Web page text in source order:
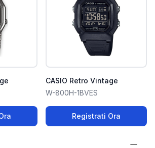
CASIO Retro Vintage
W-800H-1BVES
Registrati Ora